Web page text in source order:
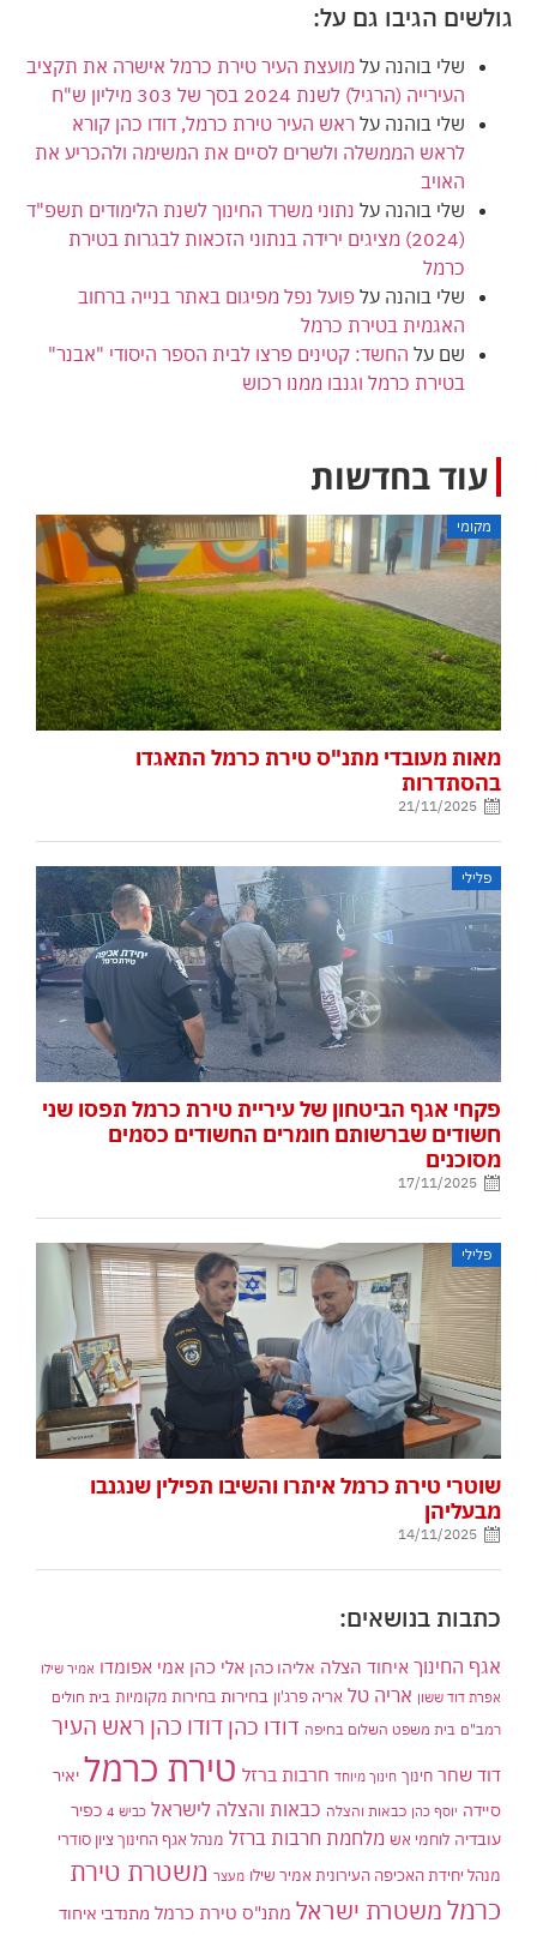
גולשים הגיבו גם על:
שלי בוהנה על מועצת העיר טירת כרמל אישרה את תקציב
העירייה (הרגיל) לשנת 2024 בסך של 303 מיליון ש"ח
שלי בוהנה על ראש העיר טירת כרמל, דודו כהן קורא
לראש הממשלה ולשרים לסיים את המשימה ולהכריע את
האויב
שלי בוהנה על נתוני משרד החינוך לשנת הלימודים תשפ"ד
(2024) מציגים ירידה בנתוני הזכאות לבגרות בטירת
כרמל
שלי בוהנה על פועל נפל מפיגום באתר בנייה ברחוב
האגמית בטירת כרמל
שם על החשד: קטינים פרצו לבית הספר היסודי "אבנר"
בטירת כרמל וגנבו ממנו רכוש
עוד בחדשות
מקומי
מאות מעובדי מתנ"ס טירת כרמל התאגדו
בהסתדרות
21/11/2025
פלילי
פקחי אגף הביטחון של עיריית טירת כרמל תפסו שני
חשודים שברשותם חומרים החשודים כסמים
מסוכנים
17/11/2025
פלילי
שוטרי טירת כרמל איתרו והשיבו תפילין שנגנבו
מבעליהן
14/11/2025
כתבות בנושאים:
אגף החינוך איחוד הצלה אליהו כהן אלי כהן אמי אפומדו אמיר שילו
אפרת דוד ששון אריה טל אריה פרג'ון בחירות בחירות מקומיות בית חולים
רמב"ם בית משפט השלום בחיפה דודו כהן דודו כהן ראש העיר
דוד שחר חינוך חינוך מיוחד חרבות ברזל טירת כרמל יאיר
סיידה יוסף כהן כבאות והצלה כבאות והצלה לישראל כביש 4
כפיר
עובדיה לוחמי אש מלחמת חרבות ברזל מנהל אגף החינוך ציון סודרי
מנהל יחידת האכיפה העירונית אמיר שילו מעצר משטרת טירת
כרמלמשטרת ישראל מתנ"ס טירת כרמל מתנדבי איחוד